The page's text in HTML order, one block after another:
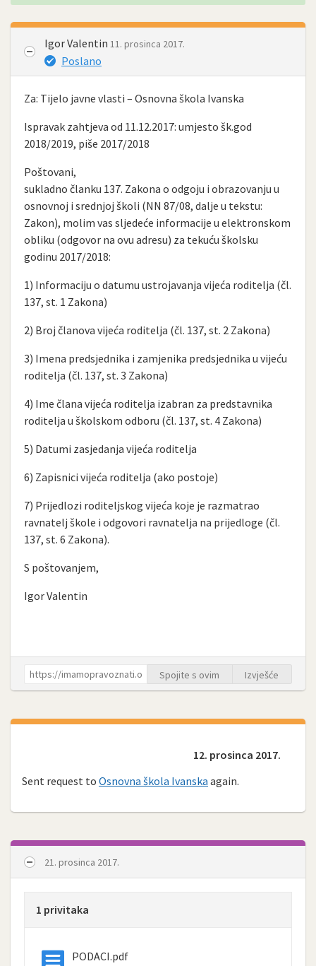
Igor Valentin 11. prosinca 2017.
Poslano
Za: Tijelo javne vlasti – Osnovna škola Ivanska
Ispravak zahtjeva od 11.12.2017: umjesto šk.god
2018/2019, piše 2017/2018
Poštovani,
sukladno članku 137. Zakona o odgoju i obrazovanju u
osnovnoj i srednjoj školi (NN 87/08, dalje u tekstu:
Zakon), molim vas sljedeće informacije u elektronskom
obliku (odgovor na ovu adresu) za tekuću školsku
godinu 2017/2018:
1) Informaciju o datumu ustrojavanja vijeća roditelja (čl.
137, st. 1 Zakona)
2) Broj članova vijeća roditelja (čl. 137, st. 2 Zakona)
3) Imena predsjednika i zamjenika predsjednika u vijeću
roditelja (čl. 137, st. 3 Zakona)
4) Ime člana vijeća roditelja izabran za predstavnika
roditelja u školskom odboru (čl. 137, st. 4 Zakona)
5) Datumi zasjedanja vijeća roditelja
6) Zapisnici vijeća roditelja (ako postoje)
7) Prijedlozi roditeljskog vijeća koje je razmatrao
ravnatelj škole i odgovori ravnatelja na prijedloge (čl.
137, st. 6 Zakona).
S poštovanjem,
Igor Valentin
Spojite s ovim Izvješće
12. prosinca 2017.
Sent request to Osnovna škola Ivanska again.
21. prosinca 2017.
1 privitaka
PODACI.pdf